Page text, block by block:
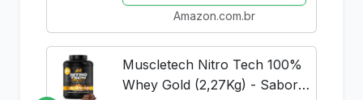
Amazon.com.br
Muscletech Nitro Tech 100%
Whey Gold (2,27Kg) - Sabor